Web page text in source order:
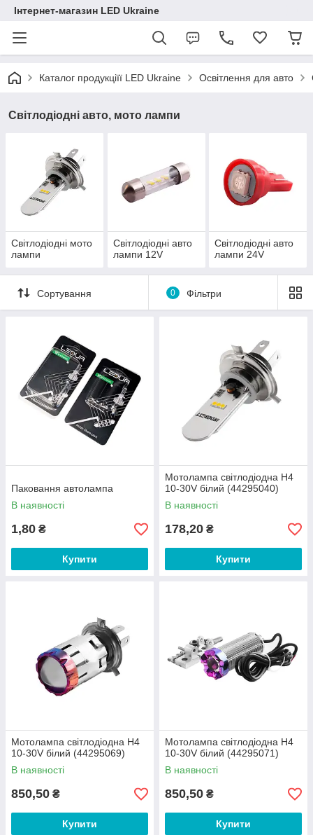
Інтернет-магазин LED Ukraine
Каталог продукціїї LED Ukraine Освітлення для авто
Світлодіодні авто, мото лампи
Світлодіодні мото
лампи
Світлодіодні авто
лампи 12V
Світлодіодні авто
лампи 24V
Сортування 0 Фільтри
Паковання автолампа
В наявності
1,80 ₴
Купити
Мотолампа світлодіодна H4
10-30V білий (44295040)
В наявності
178,20 ₴
Купити
Мотолампа світлодіодна H4
10-30V білий (44295069)
В наявності
850,50 ₴
Купити
Мотолампа світлодіодна H4
10-30V білий (44295071)
В наявності
850,50 ₴
Купити